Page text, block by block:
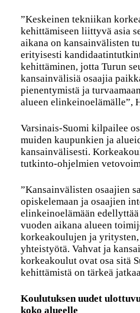
”Keskeinen tekniikan
kehittämiseen liittyvä asia
aikana on kansainvälisten
erityisesti
kehittäminen, jotta Turun
kansainvälisiä osaajia
pienentymistä ja
alueen elinkeinoelämälle”,
Varsinais-Suomi kilpailee
muiden kaupunkien ja
kansainvälisesti.
tutkinto-ohjelmien
”Kansainvälisten osaajien
opiskelemaan ja osaajien
elinkeinoelämään
vuoden aikana alueen
korkeakoulujen ja
yhteistyötä. Vahvat ja
korkeakoulut ovat osa sitä
kehittämistä on tärkeä
Koulutuksen uudet
koko alueelle